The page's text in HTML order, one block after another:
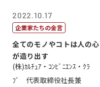
2022.10.17
企業家たちの金言
全てのモノやコトは人の心
が造り出す
(株)ｶﾙﾁｭｱ・ｺﾝﾋﾞﾆｴﾝｽ・ｸﾗ
ﾌﾞ 代表取締役社長兼